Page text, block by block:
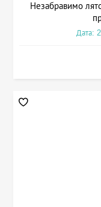
Незабравимо
Дата: